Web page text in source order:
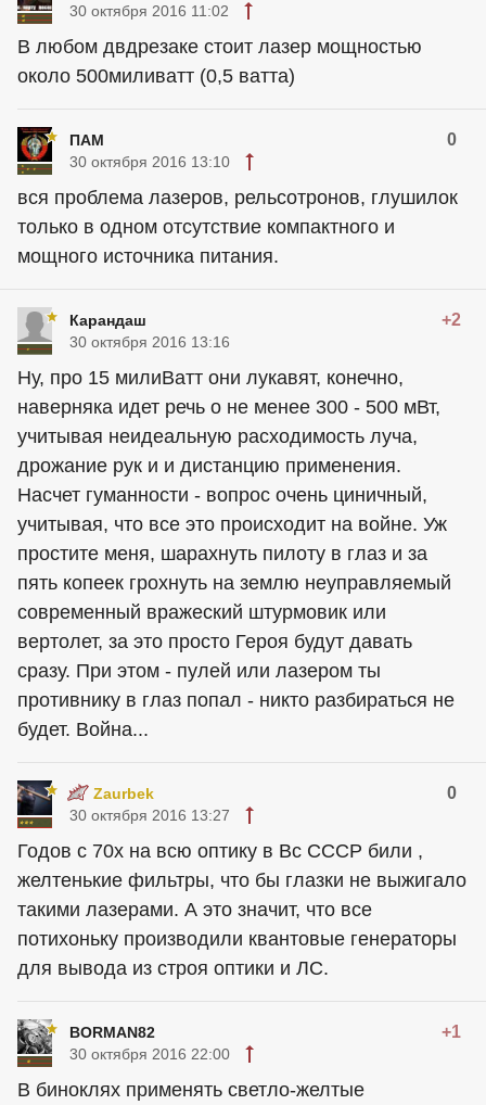
30 октября 2016 11:02
В любом двдрезаке стоит лазер мощностью
около 500миливатт (0,5 ватта)
ПАМ 0
30 октября 2016 13:10
вся проблема лазеров, рельсотронов, глушилок
только в одном отсутствие компактного и
мощного источника питания.
Карандаш +2
30 октября 2016 13:16
Ну, про 15 милиВатт они лукавят, конечно,
наверняка идет речь о не менее 300 - 500 мВт,
учитывая неидеальную расходимость луча,
дрожание рук и и дистанцию применения.
Насчет гуманности - вопрос очень циничный,
учитывая, что все это происходит на войне. Уж
простите меня, шарахнуть пилоту в глаз и за
пять копеек грохнуть на землю неуправляемый
современный вражеский штурмовик или
вертолет, за это просто Героя будут давать
сразу. При этом - пулей или лазером ты
противнику в глаз попал - никто разбираться не
будет. Война...
Zaurbek 0
30 октября 2016 13:27
Годов с 70х на всю оптику в Вс СССР били ,
желтенькие фильтры, что бы глазки не выжигало
такими лазерами. А это значит, что все
потихоньку производили квантовые генераторы
для вывода из строя оптики и ЛС.
BORMAN82 +1
30 октября 2016 22:00
В биноклях применять светло-желтые